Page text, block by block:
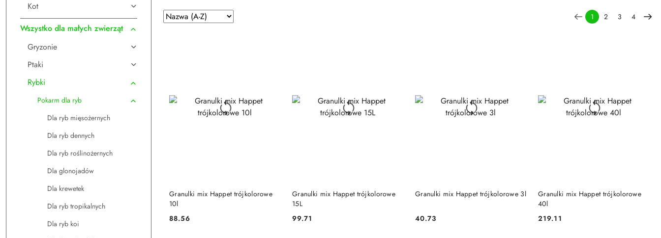
Kot
Wszystko dla małych zwierząt
Gryzonie
Ptaki
Rybki
Pokarm dla ryb
Dla ryb mięsożernych
Dla ryb dennych
Dla ryb roślinożernych
Dla glonojadów
Dla krewetek
Dla ryb tropikalnych
Dla ryb koi
Zastosowano
sortowanie:
Sortuj
według
1 2 3 4
Granulki mix Happet trójkolorowe
10l
Cena:
88.56
DO KOSZYKA
Granulki mix Happet trójkolorowe
15L
Cena:
99.71
DO KOSZYKA Granulki mix Happet trójkolorowe 3l
Cena:
40.73
DO KOSZYKA
Granulki mix Happet trójkolorowe
40l
Cena:
219.11
DO KOSZYKA